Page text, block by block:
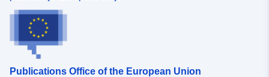
Publications Office of the European Union